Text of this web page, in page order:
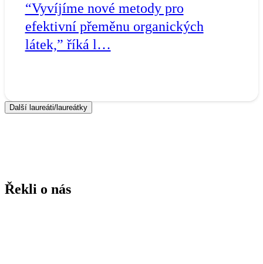
“Vyvíjíme nové metody pro
efektivní přeměnu organických
látek,” říká l…
Další laureáti/laureátky
Řekli o nás